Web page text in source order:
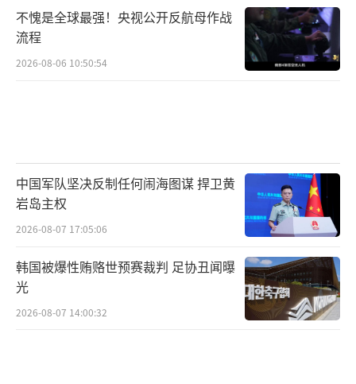
不愧是全球最强！央视公开反航母作战
流程
2026-08-06 10:50:54
中国军队坚决反制任何闹海图谋 捍卫黄
岩岛主权
2026-08-07 17:05:06
韩国被爆性贿赂世预赛裁判 足协丑闻曝
光
2026-08-07 14:00:32